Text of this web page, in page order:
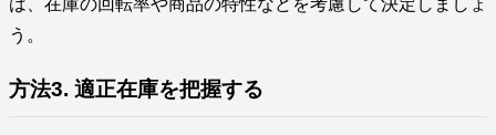
は、在庫の回転率や商品の特性などを考慮して決定しましょ
う。
方法3. 適正在庫を把握する